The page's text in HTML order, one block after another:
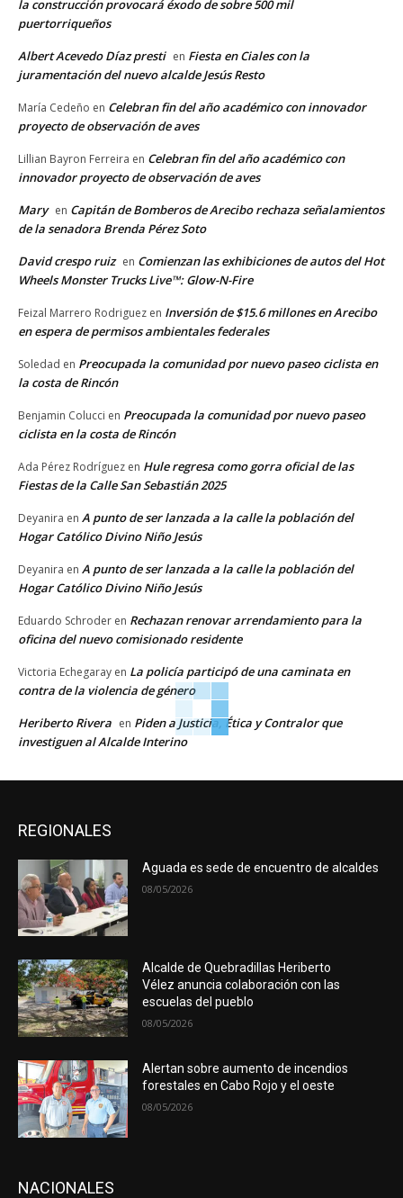
la construcción provocará éxodo de sobre 500 mil
puertorriqueños
Albert Acevedo Díaz presti en Fiesta en Ciales con la
juramentación del nuevo alcalde Jesús Resto
María Cedeño en Celebran fin del año académico con innovador
proyecto de observación de aves
Lillian Bayron Ferreira en Celebran fin del año académico con
innovador proyecto de observación de aves
Mary en Capitán de Bomberos de Arecibo rechaza señalamientos
de la senadora Brenda Pérez Soto
David crespo ruiz en Comienzan las exhibiciones de autos del Hot
Wheels Monster Trucks Live™: Glow-N-Fire
Feizal Marrero Rodriguez en Inversión de $15.6 millones en Arecibo
en espera de permisos ambientales federales
Soledad en Preocupada la comunidad por nuevo paseo ciclista en
la costa de Rincón
Benjamin Colucci en Preocupada la comunidad por nuevo paseo
ciclista en la costa de Rincón
Ada Pérez Rodríguez en Hule regresa como gorra oficial de las
Fiestas de la Calle San Sebastián 2025
Deyanira en A punto de ser lanzada a la calle la población del
Hogar Católico Divino Niño Jesús
Deyanira en A punto de ser lanzada a la calle la población del
Hogar Católico Divino Niño Jesús
Eduardo Schroder en Rechazan renovar arrendamiento para la
oficina del nuevo comisionado residente
Victoria Echegaray en La policía participó de una caminata en
contra de la violencia de género
Heriberto Rivera en Piden a Justicia, Ética y Contralor que
investiguen al Alcalde Interino
REGIONALES
Aguada es sede de encuentro de alcaldes
08/05/2026
Alcalde de Quebradillas Heriberto
Vélez anuncia colaboración con las
escuelas del pueblo
08/05/2026
Alertan sobre aumento de incendios
forestales en Cabo Rojo y el oeste
08/05/2026
NACIONALES